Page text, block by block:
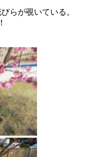
らが覗いている。